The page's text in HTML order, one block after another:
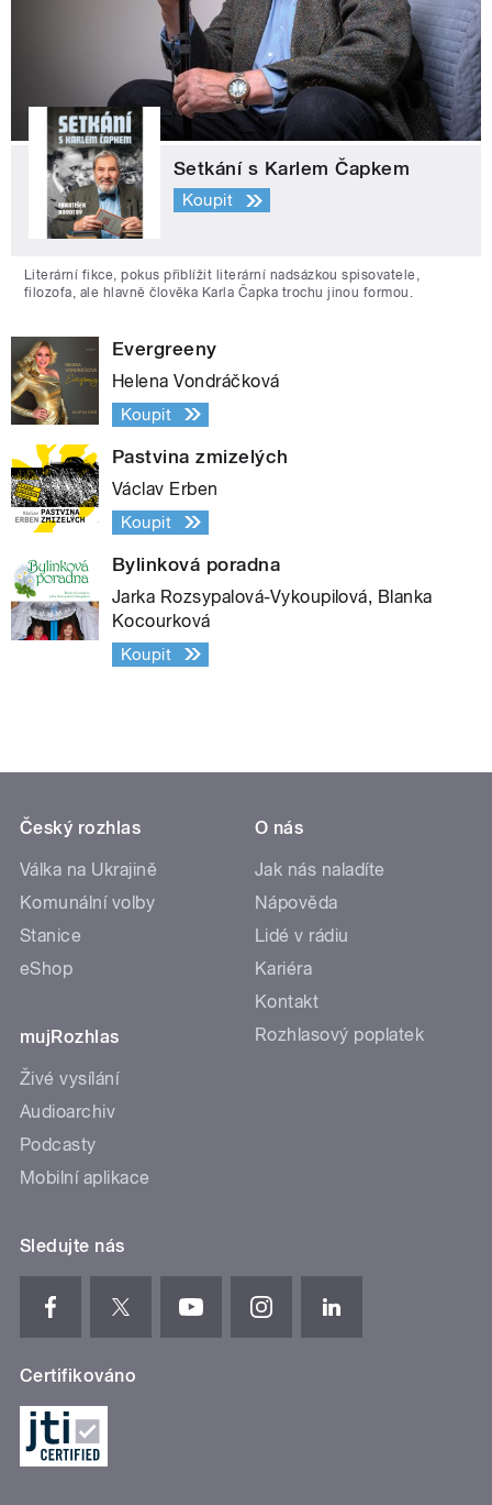
Setkání s Karlem Čapkem
Koupit
Literární fikce, pokus přiblížit literární nadsázkou spisovatele,
filozofa, ale hlavně člověka Karla Čapka trochu jinou formou.
Evergreeny
Helena Vondráčková
Koupit
Pastvina zmizelých
Václav Erben
Koupit
Bylinková poradna
Jarka Rozsypalová-Vykoupilová, Blanka
Kocourková
Koupit
Český rozhlas
Válka na Ukrajině
Komunální volby
Stanice
eShop
mujRozhlas
Živé vysílání
Audioarchiv
Podcasty
Mobilní aplikace
O nás
Jak nás naladíte
Nápověda
Lidé v rádiu
Kariéra
Kontakt
Rozhlasový poplatek
Sledujte nás
Certifikováno